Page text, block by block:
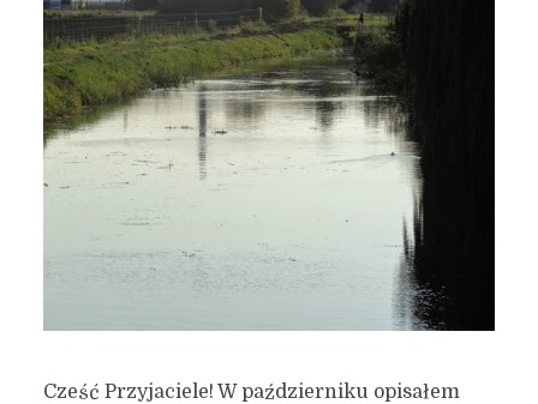
Cześć Przyjaciele! W październiku opisałem